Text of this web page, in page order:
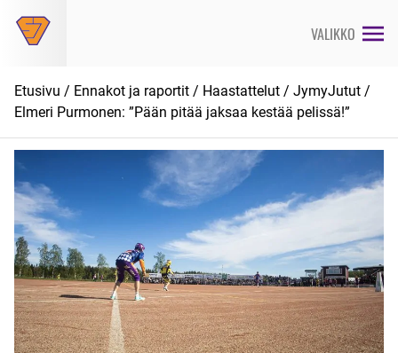
suoraan
VALIKKO
Etusivu / Ennakot ja raportit / Haastattelut / JymyJutut /
Elmeri Purmonen: ”Pään pitää jaksaa kestää pelissä!”